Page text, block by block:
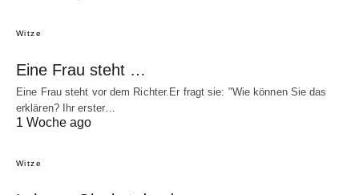
Witze
Eine Frau steht …
Eine Frau steht vor dem Richter.Er fragt sie: "Wie können Sie das
erklären? Ihr erster…
1 Woche ago
Witze